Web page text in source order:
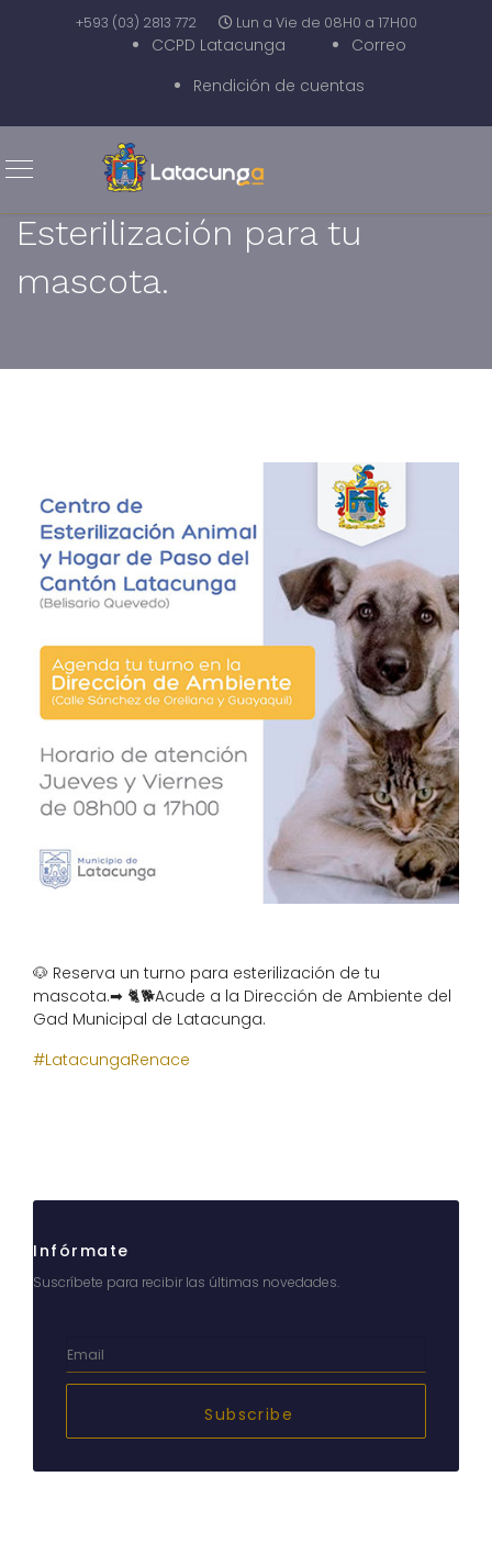
+593 (03) 2813 772 Lun a Vie de 08H0 a 17H00
CCPD Latacunga
Correo
Rendición de cuentas
Esterilización para tu
mascota.
🐶 Reserva un turno para esterilización de tu
mascota.➡ 🐈🐕Acude a la Dirección de Ambiente del
Gad Municipal de Latacunga.
#LatacungaRenace
Infórmate
Suscríbete para recibir las últimas novedades.
Subscribe